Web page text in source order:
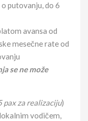
putovanju, do 6
avansa od
mesečne rate od
se ne može
pax za realizaciju)
vodičem,